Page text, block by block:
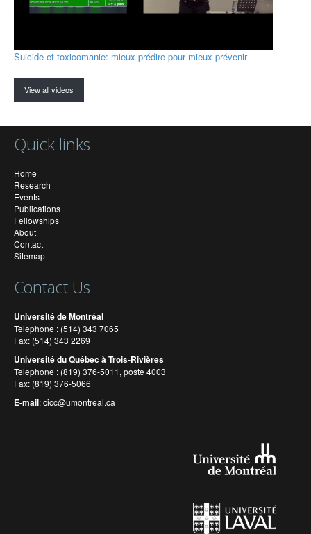
Suicide et toxicomanie: mieux prédire pour mieux prévenir
View all videos
Quick links
Home
Research
Events
Publications
Fellowships
About
Contact
Sitemap
Contact Us
Université de Montréal
Telephone : (514) 343 7065
Fax: (514) 343 2269
Université du Québec à Trois-Rivières
Telephone : (819) 376-5011, poste 4003
Fax: (819) 376-5066
E-mail:cicc@umontreal.ca